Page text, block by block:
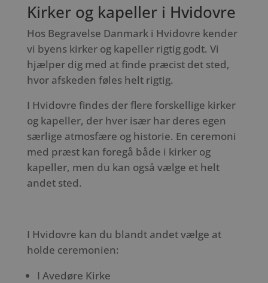
Kirker og kapeller i Hvidovre
Hos Begravelse Danmark i Hvidovre kender
vi byens kirker og kapeller rigtig godt. Vi
hjælper dig med at finde præcist det sted,
hvor afskeden føles helt rigtig.
I Hvidovre findes der flere forskellige kirker
og kapeller, der hver især har deres egen
særlige atmosfære og historie. En ceremoni
med præst kan foregå både i kirker og
kapeller, men du kan også vælge et helt
andet sted.
I Hvidovre kan du blandt andet vælge at
holde ceremonien:
I Avedøre Kirke